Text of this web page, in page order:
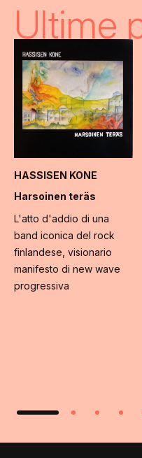
Ultime
HASSISEN KONE
Harsoinen teräs
L'atto d'addio di una
band iconica del rock
finlandese, visionario
manifesto di new wave
progressiva